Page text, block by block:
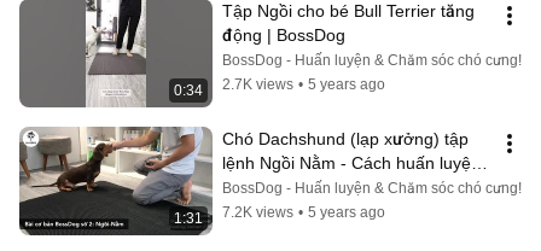
0:34
Tập Ngồi cho bé Bull Terrier tăng
động | BossDog
BossDog - Huấn luyện & Chăm sóc chó cưng!
2.7K views • 5 years ago
1:31
Chó Dachshund (lạp xưởng) tập
lệnh Ngồi Nằm - Cách huấn luyện
chó cơ bản BossDog
BossDog - Huấn luyện & Chăm sóc chó cưng!
7.2K views • 5 years ago